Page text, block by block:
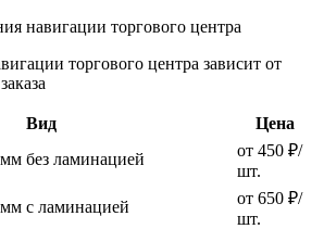
навигации торгового центра
торгового центра зависит от
Вид
Цена
без ламинацией
от 450 ₽/
шт.
с ламинацией
от 650 ₽/
шт.